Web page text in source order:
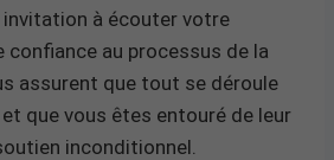
invitation à écouter votre
confiance au processus de la
assurent que tout se déroule
que vous êtes entouré de leur
inconditionnel.